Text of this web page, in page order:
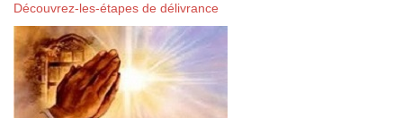
Découvrez-les-étapes de délivrance